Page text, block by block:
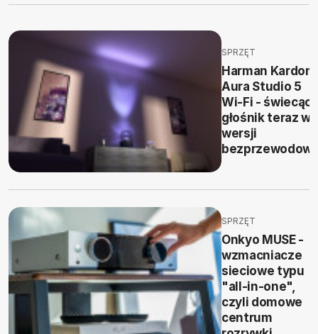
SPRZĘT
Harman Kardon
Aura Studio 5
Wi-Fi - świecący
głośnik teraz w
wersji
SPRZĘT
Onkyo MUSE -
wzmacniacze
sieciowe typu
"all-in-one",
czyli domowe
centrum